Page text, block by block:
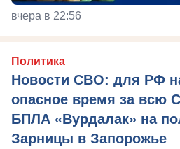
вчера в 22:56
Политика
Новости СВО: для РФ
опасное время за всю
БПЛА «Вурдалак» на
Зарницы в Запорожье